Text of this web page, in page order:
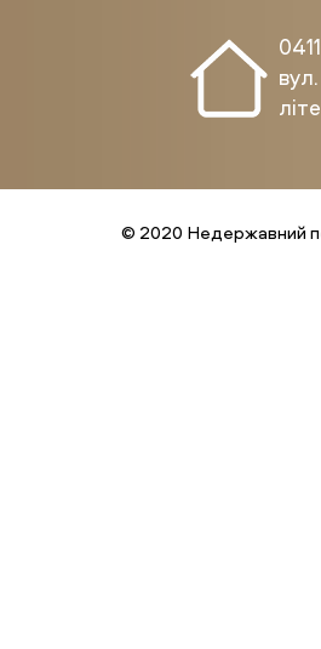
© 2020 Недержавний